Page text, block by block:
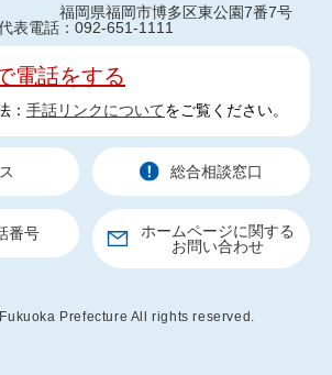
福岡県福岡市博多区東公園7番7号
表電話：092-651-1111
電話をする
： 手話リンクについてをご覧ください。
総合相談窓口
番号
ホームページに関する
お問い合わせ
Prefecture All rights reserved.